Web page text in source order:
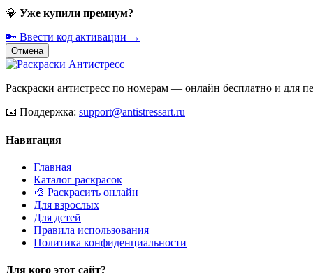
💎 Уже купили премиум?
🔑 Ввести код активации →
Отмена
Раскраски антистресс по номерам — онлайн бесплатно и для
📧 Поддержка: support@antistressart.ru
Навигация
Главная
Каталог раскрасок
🎨 Раскрасить онлайн
Для взрослых
Для детей
Правила использования
Политика конфиденциальности
Для кого этот сайт?